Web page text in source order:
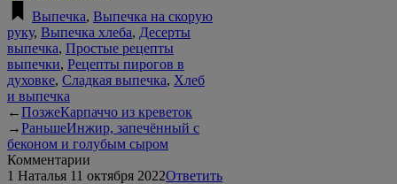
Выпечка, Выпечка на скорую
руку, Выпечка хлеба, Десерты
выпечка, Простые рецепты
выпечки, Рецепты пирогов в
духовке, Сладкая выпечка, Хлеб
и выпечка
←ПозжеКарпаччо из креветок
→РаньшеИнжир, запечённый с
беконом и голубым сыром
Комментарии
1 Наталья 11 октября 2022Ответить